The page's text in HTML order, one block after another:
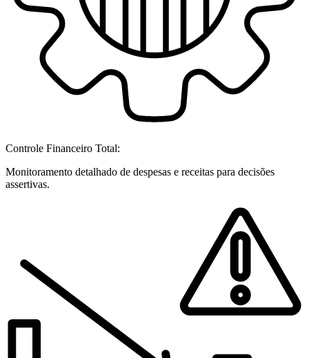
Controle Financeiro Total:
Monitoramento detalhado de despesas e receitas para decisões
assertivas.